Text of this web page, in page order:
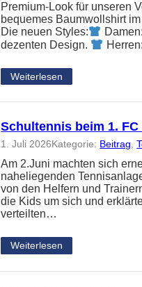
Premium-Look für unseren
bequemes Baumwollshirt
Die neuen Styles:
dezenten Design.
Weiterlesen
Schultennis beim 1.
1. Juli 2026Kategorie: Beitrag,
Am 2.Juni machten sich
naheliegenden
von den Helfern und
die Kids um sich und
verteilten…
Weiterlesen